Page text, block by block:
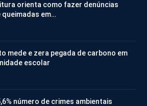
orienta como fazer denúncias
queimadas em…
mede e zera pegada de carbono em
escolar
número de crimes ambientais